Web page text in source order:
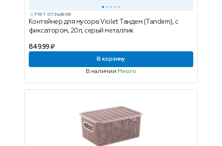
Нет отзывов
Контейнер для мусора Violet Тандем (Tandem), с
фиксатором, 20л, серый металлик
849.99 ₽
В корзину
В наличии Много